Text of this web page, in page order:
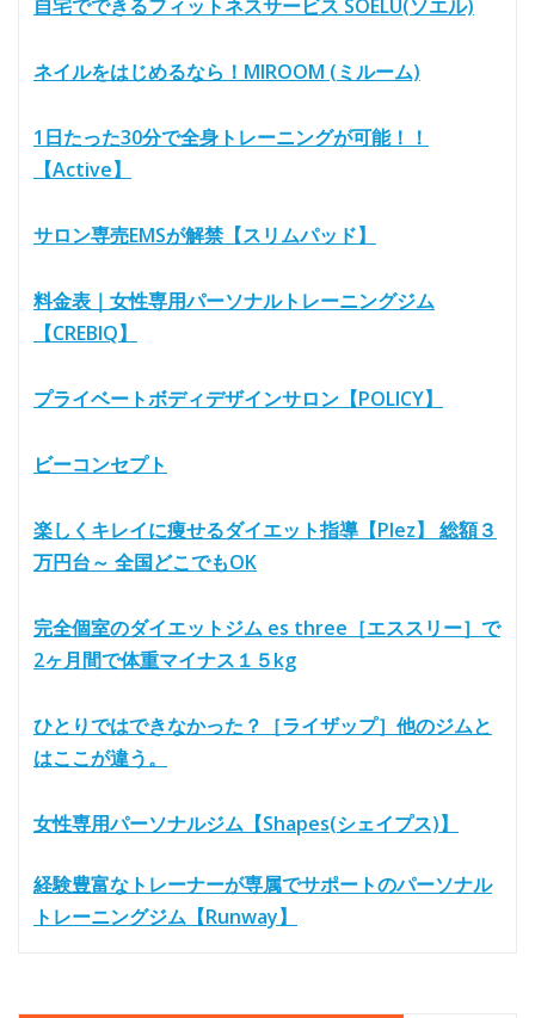
自宅でできるフィットネスサービス SOELU(ソエル)
ネイルをはじめるなら！MIROOM (ミルーム)
1日たった30分で全身トレーニングが可能！！
【Active】
サロン専売EMSが解禁【スリムパッド】
料金表｜女性専用パーソナルトレーニングジム
【CREBIQ】
プライベートボディデザインサロン【POLICY】
ビーコンセプト
楽しくキレイに痩せるダイエット指導【Plez】 総額３
万円台～ 全国どこでもOK
完全個室のダイエットジム es three［エススリー］で
2ヶ月間で体重マイナス１５kg
ひとりではできなかった？［ライザップ］他のジムと
はここが違う。
女性専用パーソナルジム【Shapes(シェイプス)】
経験豊富なトレーナーが専属でサポートのパーソナル
トレーニングジム【Runway】